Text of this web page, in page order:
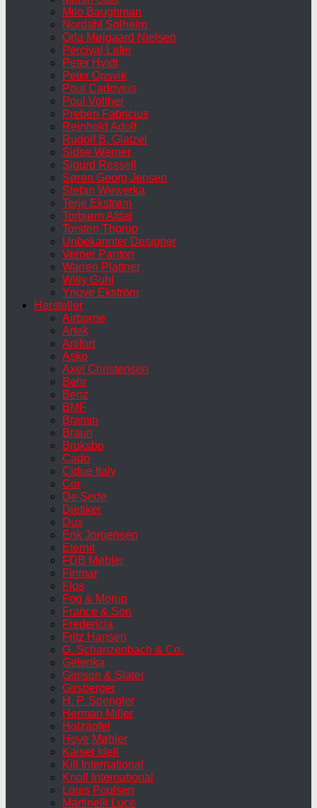
Milo Baughman
Nordahl Solheim
Orla Mølgaard Nielsen
Percival Lafer
Peter Hvidt
Peter Opsvik
Poul Cadovius
Poul Volther
Preben Fabricius
Reinhold Adolf
Rudolf B. Glatzel
Sidse Werner
Sigurd Ressell
Søren Georg Jensen
Stefan Wewerka
Terje Ekstrøm
Torbjørn Afdal
Torsten Thorup
Unbekannter Designer
Verner Panton
Warren Plattner
Willy Guhl
Yngve Ekström
Hersteller
Airborne
Artek
Artifort
Asko
Axel Christensen
Behr
Benz
BMF
Bramin
Braun
Bruksbo
Cado
Cidue Italy
Cor
De Sede
Dietiker
Dux
Erik Jorgensen
Eternit
FDB Møbler
Finmar
Flos
Fog & Morup
France & Son
Fredericia
Fritz Hansen
G. Schanzenbach & Co.
Gelenka
Gimson & Slater
Girsberger
H. P. Spengler
Herman Miller
Holzäpfel
Hove Møbler
Kaiser Idell
Kill International
Knoll International
Louis Poulsen
Martinelli Luce